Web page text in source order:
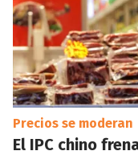
Precios se moderan
El IPC chino